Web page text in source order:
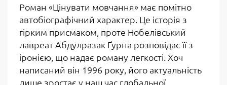
Роман «Цінувати мовчання» має помітно
автобіографічний характер. Це історія з
гірким присмаком, проте Нобелівський
лавреат Абдулразак Ґурна розповідає її з
іронією, що надає роману легкості. Хоч
написаний він 1996 року, його актуальність
лише зростає у наш час глобальної